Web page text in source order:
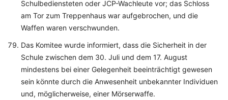
Schulbediensteten oder JCP-Wachleute vor; das Schloss
am Tor zum Treppenhaus war aufgebrochen, und die
Waffen waren verschwunden.
Das Komitee wurde informiert, dass die Sicherheit in der
Schule zwischen dem 30. Juli und dem 17. August
mindestens bei einer Gelegenheit beeinträchtigt gewesen
sein könnte durch die Anwesenheit unbekannter Individuen
und, möglicherweise, einer Mörserwaffe.